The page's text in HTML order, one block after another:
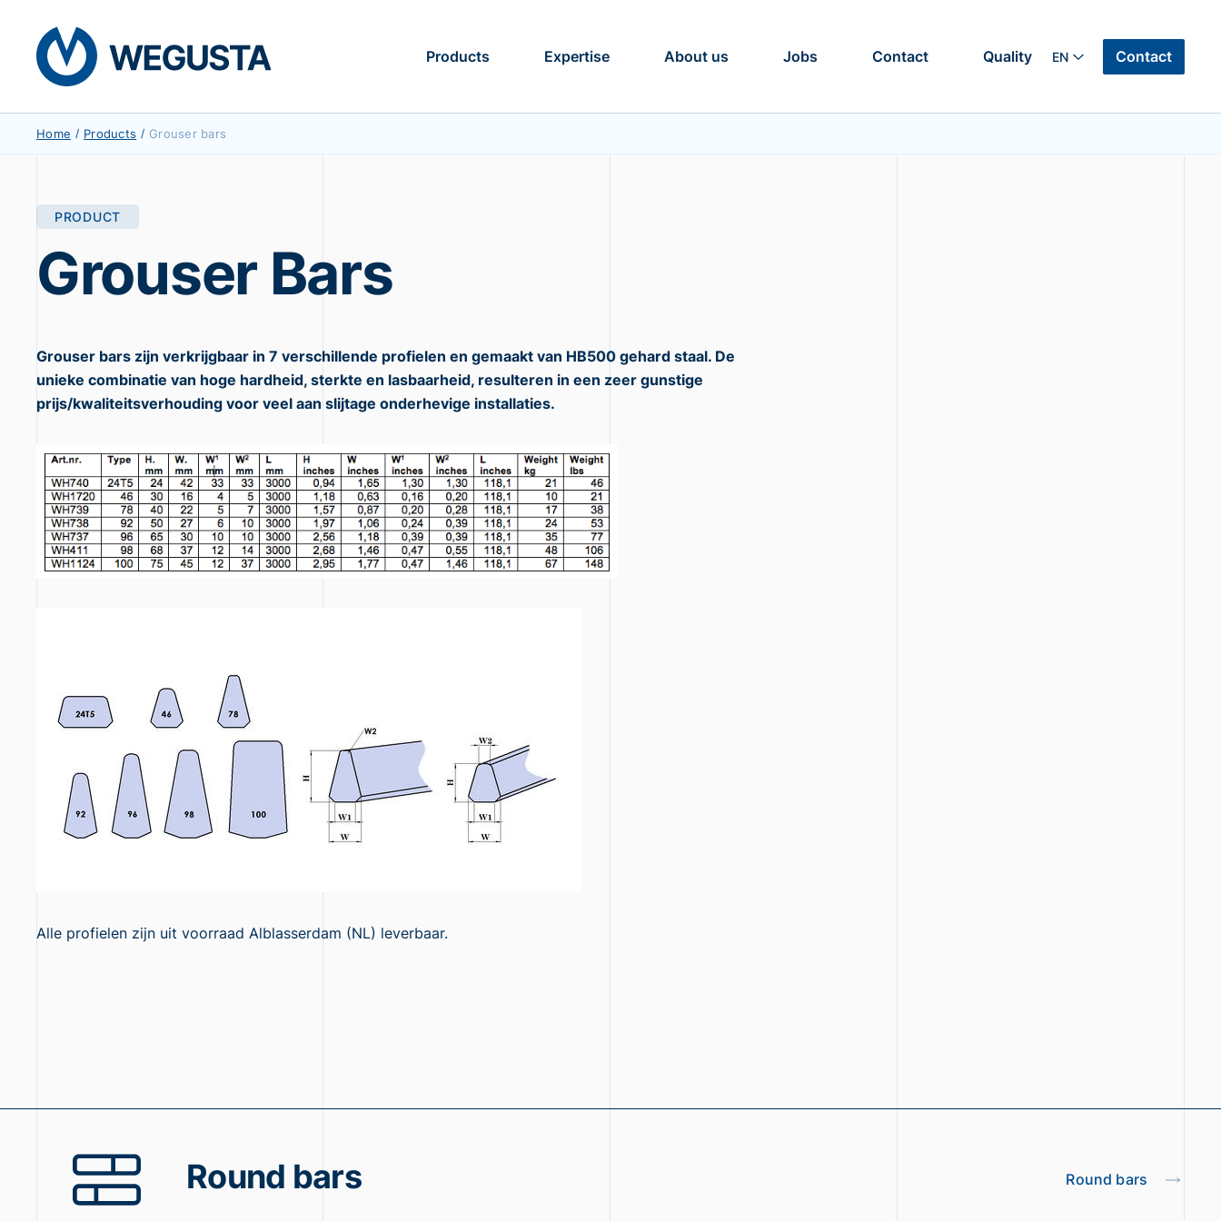
Products Expertise About us Jobs Contact Quality EN Contact
Home / Products / Grouser bars
PRODUCT
Grouser Bars
Grouser bars zijn verkrijgbaar in 7 verschillende profielen en gemaakt van HB500 gehard staal. De
unieke combinatie van hoge hardheid, sterkte en lasbaarheid, resulteren in een zeer gunstige
prijs/kwaliteitsverhouding voor veel aan slijtage onderhevige installaties.
Alle profielen zijn uit voorraad Alblasserdam (NL) leverbaar.
Round bars Round bars